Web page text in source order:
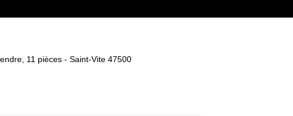
11 pièces - Saint-Vite 47500